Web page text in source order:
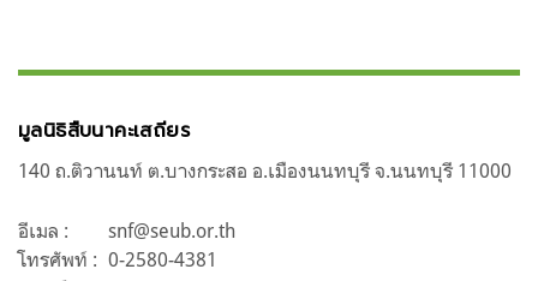
มูลนิธิสืบนาคะเสถียร
140 ถ.ติวานนท์ ต.บางกระสอ อ.เมืองนนทบุรี จ.นนทบุรี 11000
อีเมล :
snf@seub.or.th
โทรศัพท์ : 0-2580-4381